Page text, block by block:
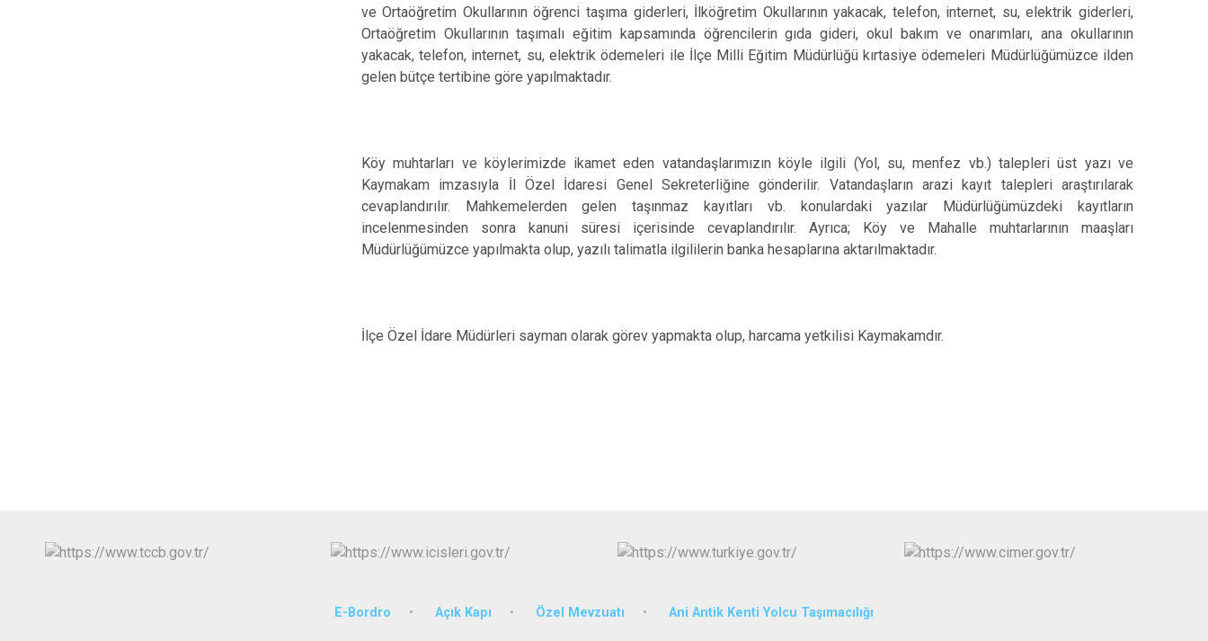
ve Ortaöğretim Okullarının öğrenci taşıma giderleri, İlköğretim Okullarının yakacak, telefon, internet, su, elektrik giderleri,
Ortaöğretim Okullarının taşımalı eğitim kapsamında öğrencilerin gıda gideri, okul bakım ve onarımları, ana okullarının
yakacak, telefon, internet, su, elektrik ödemeleri ile İlçe Milli Eğitim Müdürlüğü kırtasiye ödemeleri Müdürlüğümüzce ilden
gelen bütçe tertibine göre yapılmaktadır.
Köy muhtarları ve köylerimizde ikamet eden vatandaşlarımızın köyle ilgili (Yol, su, menfez vb.) talepleri üst yazı ve
Kaymakam imzasıyla İl Özel İdaresi Genel Sekreterliğine gönderilir. Vatandaşların arazi kayıt talepleri araştırılarak
cevaplandırılır. Mahkemelerden gelen taşınmaz kayıtları vb. konulardaki yazılar Müdürlüğümüzdeki kayıtların
incelenmesinden sonra kanuni süresi içerisinde cevaplandırılır. Ayrıca; Köy ve Mahalle muhtarlarının maaşları
Müdürlüğümüzce yapılmakta olup, yazılı talimatla ilgililerin banka hesaplarına aktarılmaktadır.
İlçe Özel İdare Müdürleri sayman olarak görev yapmakta olup, harcama yetkilisi Kaymakamdır.
E-Bordro Açık Kapı Özel Mevzuatı Ani Antik Kenti Yolcu Taşımacılığı